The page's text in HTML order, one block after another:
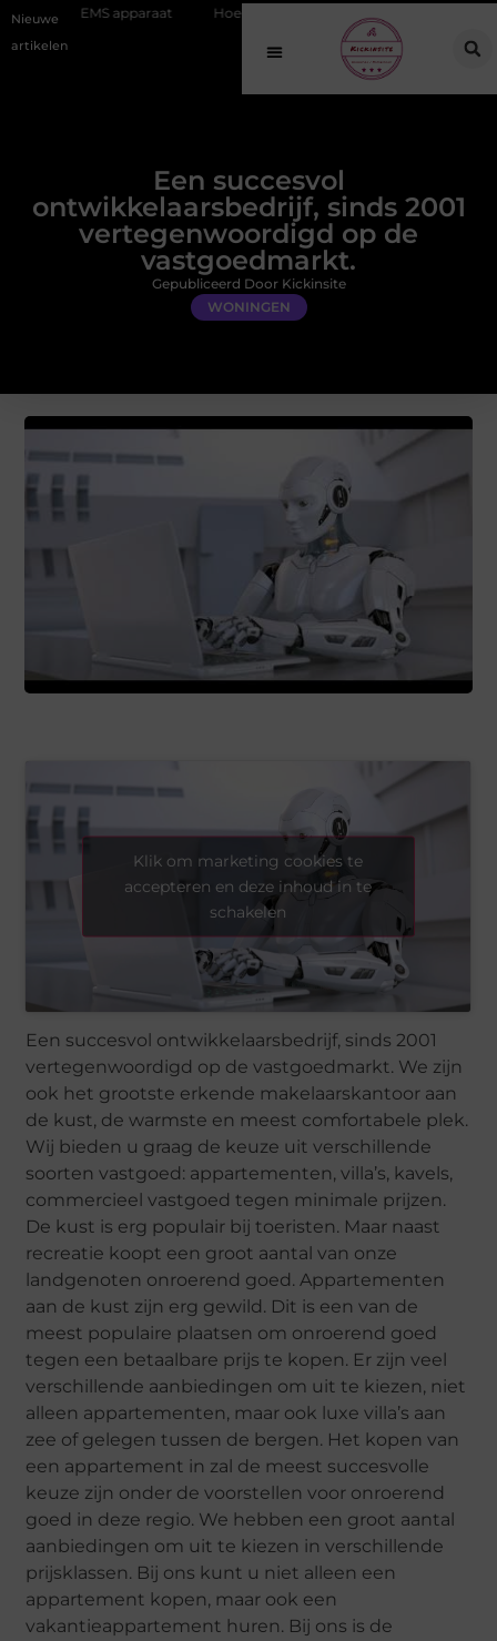
Nieuwe
artikelen
Hoe online vindbaarheid verandert in 2026
Een succesvol
ontwikkelaarsbedrijf, sinds 2001
vertegenwoordigd op de
vastgoedmarkt.
WONINGEN
Gepubliceerd Door Kickinsite
Klik om marketing cookies te
accepteren en deze inhoud in te
schakelen
Een succesvol ontwikkelaarsbedrijf, sinds 2001
vertegenwoordigd op de vastgoedmarkt. We zijn
ook het grootste erkende makelaarskantoor aan
de kust, de warmste en meest comfortabele plek.
Wij bieden u graag de keuze uit verschillende
soorten vastgoed: appartementen, villa’s, kavels,
commercieel vastgoed tegen minimale prijzen.
De kust is erg populair bij toeristen. Maar naast
recreatie koopt een groot aantal van onze
landgenoten onroerend goed. Appartementen
aan de kust zijn erg gewild. Dit is een van de
meest populaire plaatsen om onroerend goed
tegen een betaalbare prijs te kopen. Er zijn veel
verschillende aanbiedingen om uit te kiezen, niet
alleen appartementen, maar ook luxe villa’s aan
zee of gelegen tussen de bergen. Het kopen van
een appartement in zal de meest succesvolle
keuze zijn onder de voorstellen voor onroerend
goed in deze regio. We hebben een groot aantal
aanbiedingen om uit te kiezen in verschillende
prijsklassen. Bij ons kunt u niet alleen een
appartement kopen, maar ook een
vakantieappartement huren. Bij ons is de